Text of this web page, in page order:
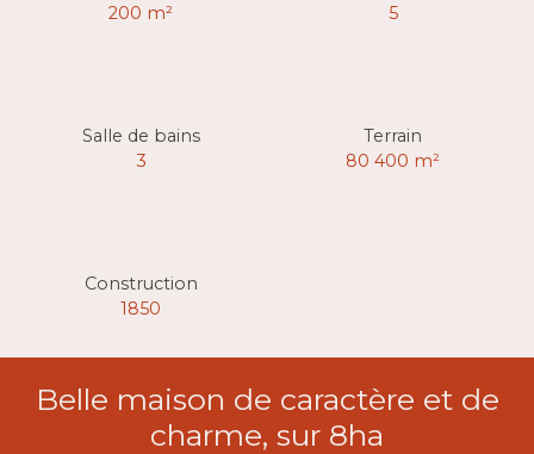
200 m²
5
Salle de bains
3
Terrain
80 400 m²
Construction
1850
Belle maison de caractère et de
charme, sur 8ha